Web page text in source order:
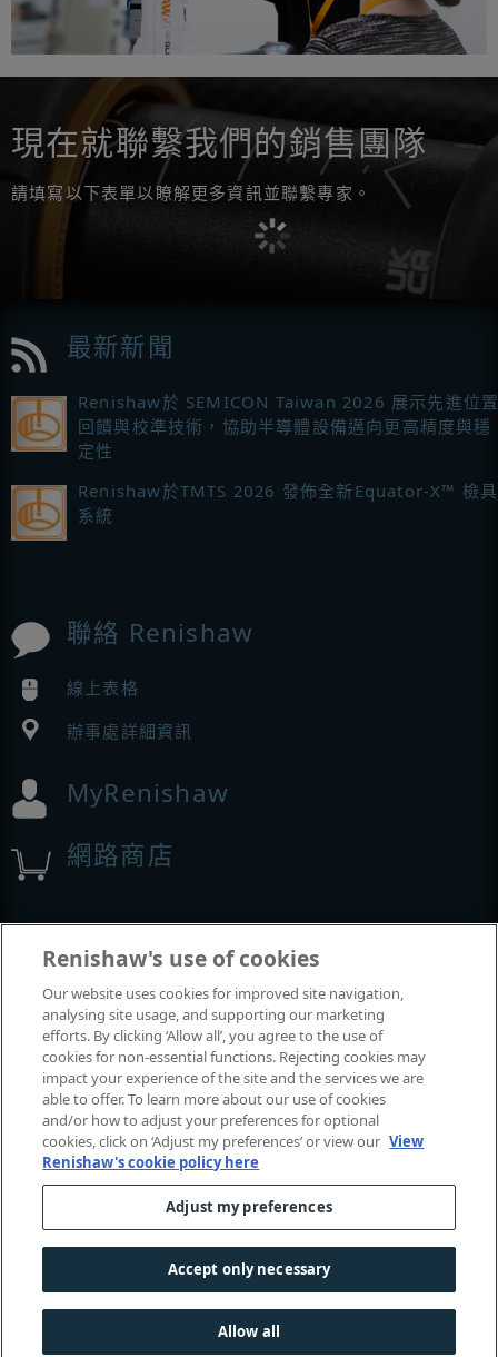
現在就聯繫我們的銷售團隊
請填寫以下表單以瞭解更多資訊並聯繫專家。
最新新聞
Renishaw於 SEMICON Taiwan 2026 展示先進位
回饋與校準技術，協助半導體設備邁向更高精度與穩
定性
Renishaw於TMTS 2026 發佈全新Equator-X™ 檢具
系統
聯絡 Renishaw
線上表格
辦事處詳細資訊
MyRenishaw
網路商店
展覽與會議
我們參加的活動
© 2001-2026 Renishaw plc. 保留所有權利。
聯絡我們 | | |
|
Renishaw's use of cookies
Our website uses cookies for improved site navigation,
analysing site usage, and supporting our marketing
efforts. By clicking ‘Allow all’, you agree to the use of
cookies for non-essential functions. Rejecting cookies may
impact your experience of the site and the services we are
able to offer. To learn more about our use of cookies
and/or how to adjust your preferences for optional
cookies, click on ‘Adjust my preferences’ or view our View
Renishaw's cookie policy here
Adjust my preferences
Accept only necessary
Allow all